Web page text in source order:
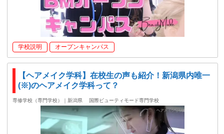
学校説明 オープンキャンパス
【ヘアメイク学科】在校生の声も紹介！新潟県内唯一
(※)のヘアメイク学科って？
専修学校（専門学校）｜新潟県 国際ビューティモード専門学校